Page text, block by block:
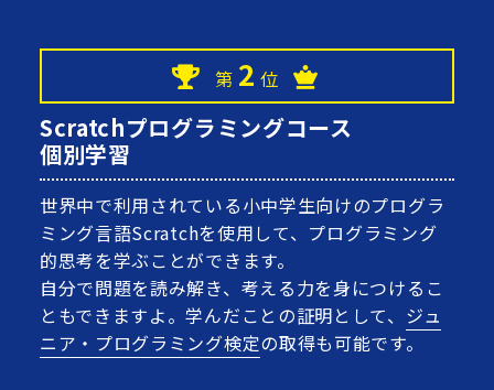
第 2 位
Scratchプログラミングコース
個別学習
世界中で利用されている小中学生向けのプログラ
ミング言語Scratchを使用して、プログラミング
的思考を学ぶことができます。
自分で問題を読み解き、考える力を身につけるこ
ともできますよ。学んだことの証明として、 ジュ
ニア・プログラミング検定の取得も可能です。